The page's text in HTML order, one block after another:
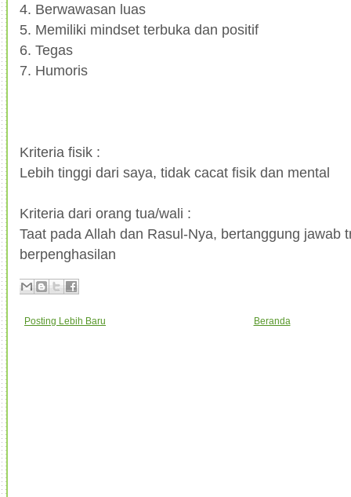
4. Berwawasan luas
5. Memiliki mindset terbuka dan positif
6. Tegas
7. Humoris
Kriteria fisik :
Lebih tinggi dari saya, tidak cacat fisik dan mental
Kriteria dari orang tua/wali :
Taat pada Allah dan Rasul-Nya, bertanggung jawab
berpenghasilan
Posting Lebih Baru Beranda